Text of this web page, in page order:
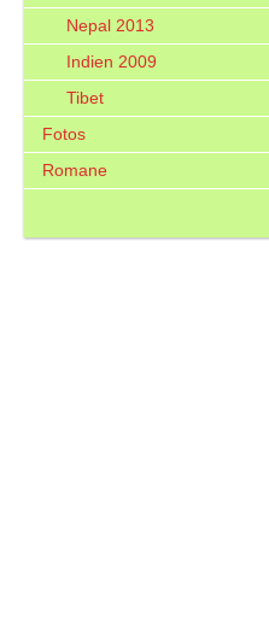
Nepal 2013
Indien 2009
Tibet
Fotos
Romane